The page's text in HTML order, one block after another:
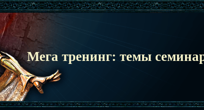
Мега тренинг: темы